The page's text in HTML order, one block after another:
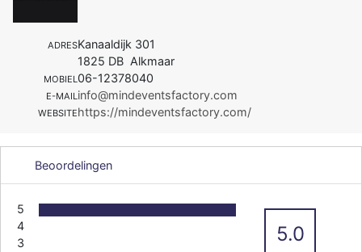
ADRESKanaaldijk 301
1825 DB Alkmaar
MOBIEL06-12378040
E-MAILinfo@mindeventsfactory.com
WEBSITEhttps://mindeventsfactory.com/
Beoordelingen
5
4
3
5.0